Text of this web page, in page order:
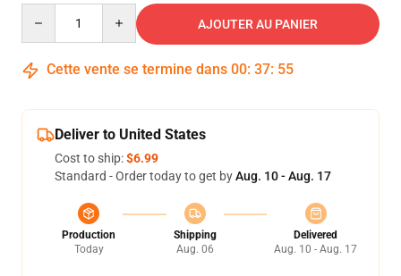
AJOUTER AU PANIER
Cette vente se termine dans 00: 37: 54
Deliver to United States
Cost to ship:$6.99
Standard - Order today to get byAug. 10 - Aug. 17
Production
Today
Shipping
Aug. 06
Delivered
Aug. 10 - Aug. 17